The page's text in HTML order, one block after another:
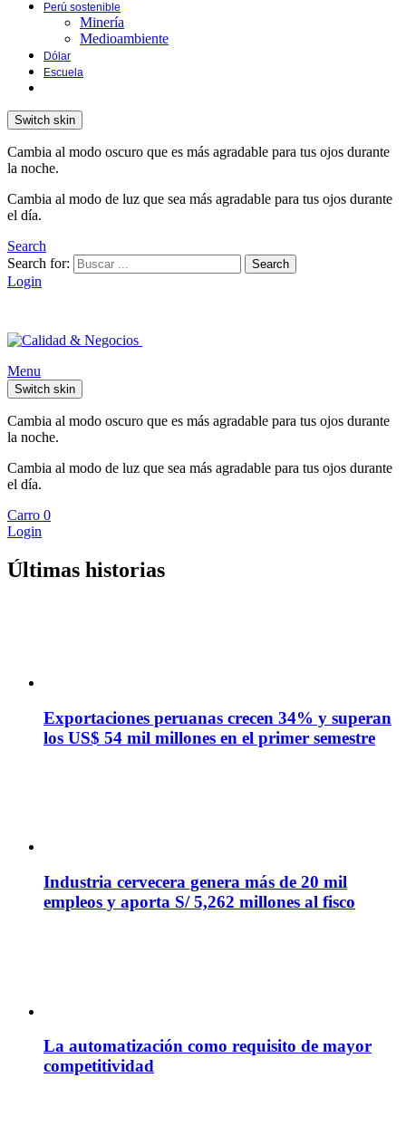
Perú sostenible
Minería
Medioambiente
Dólar
Escuela
Switch skin
Cambia al modo oscuro que es más agradable para tus ojos durante
la noche.
Cambia al modo de luz que sea más agradable para tus ojos durante
el día.
Search
Search for:
Search
Login
Menu
Switch skin
Cambia al modo oscuro que es más agradable para tus ojos durante
la noche.
Cambia al modo de luz que sea más agradable para tus ojos durante
el día.
Carro 0
Login
Últimas historias
Exportaciones peruanas crecen 34% y superan
los US$ 54 mil millones en el primer semestre
Industria cervecera genera más de 20 mil
empleos y aporta S/ 5,262 millones al fisco
La automatización como requisito de mayor
competitividad